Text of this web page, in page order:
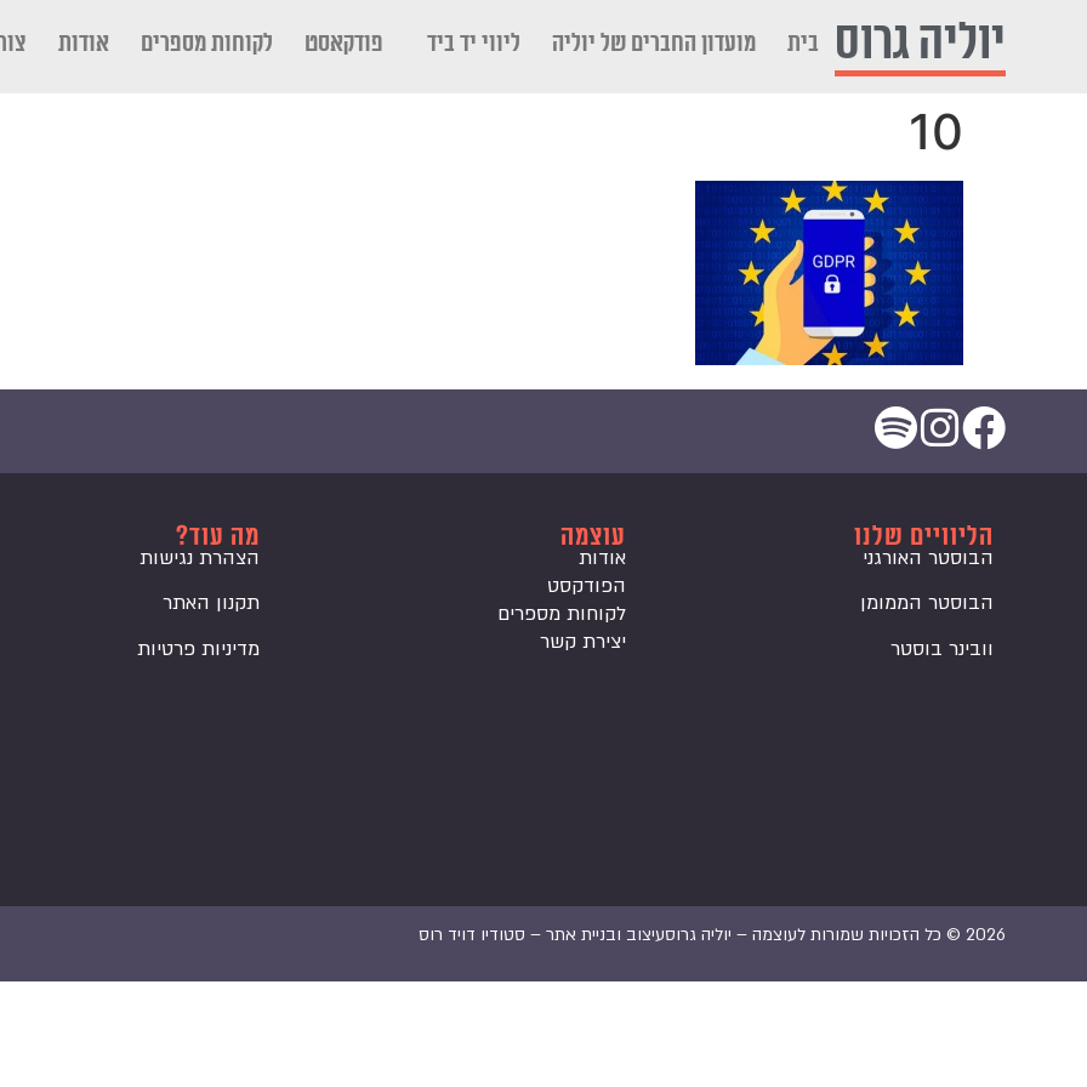
יוליה גרוס בית מועדון החברים של יוליה ליווי יד ביד פודקאסט לקוחות מספרים אודות
10
הליוויים שלנו
הבוסטר האורגני
הבוסטר הממומן
וובינר בוסטר
עוצמה
אודות
הפודקסט
לקוחות מספרים
יצירת קשר
מה עוד?
הצהרת נגישות
תקנון האתר
מדיניות פרטיות
2026 © כל הזכויות שמורות לעוצמה – יוליה גרוס עיצוב ובניית אתר – סטודיו דויד רוס